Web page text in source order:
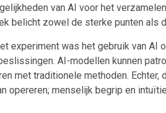
van AI voor het
belicht zowel de sterke punten als
experiment was het gebruik van
AI-modellen kunnen
met traditionele methoden. Echter,
opereren; menselijk begrip en